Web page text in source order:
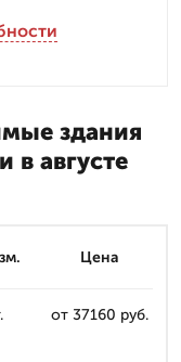
здания
в августе
Цена
от 37160 руб.